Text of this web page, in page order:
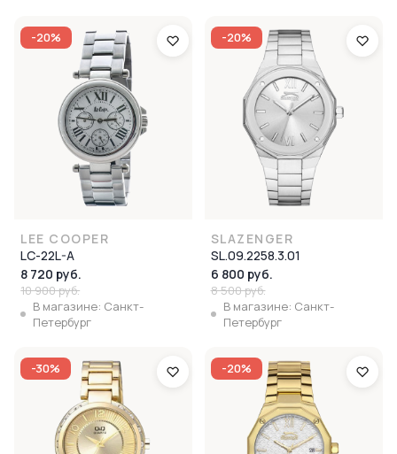
-20%
LEE COOPER
LC-22L-A
8 720 руб.
10 900 руб.
В магазине: Санкт-
Петербург
-20%
SLAZENGER
SL.09.2258.3.01
6 800 руб.
8 500 руб.
В магазине: Санкт-
Петербург
-30% -20%